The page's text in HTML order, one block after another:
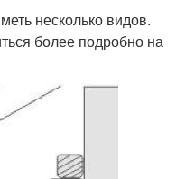
несколько видов.
более подробно на